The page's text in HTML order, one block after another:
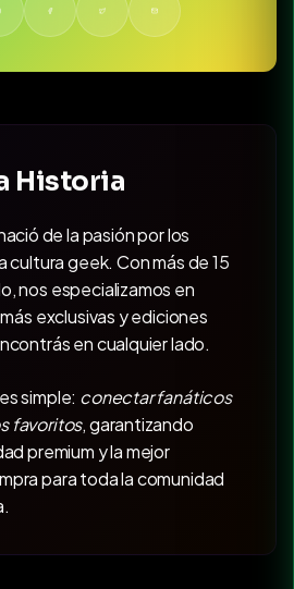
Historia
de la pasión por los
cultura geek. Con más de 15
nos especializamos en
exclusivas y ediciones
en cualquier lado.
simple: conectar fanáticos
favoritos, garantizando
premium y la mejor
para toda la comunidad